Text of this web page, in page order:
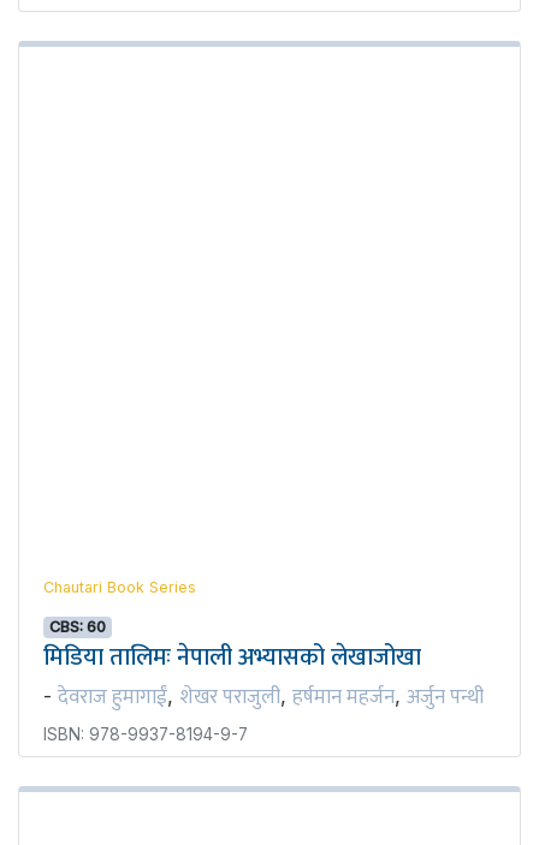
Chautari Book Series
CBS: 60
मिडिया तालिमः नेपाली अभ्यासको लेखाजोखा
- देवराज हुमागाईं, शेखर पराजुली, हर्षमान महर्जन, अर्जुन पन्थी
ISBN: 978-9937-8194-9-7